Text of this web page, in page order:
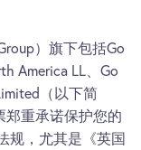
）旗下包括Go
America LL、Go
（以下简
郑重承诺保护您的
规，尤其是《英国